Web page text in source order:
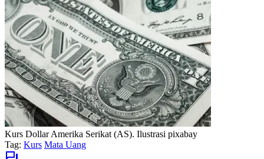
Kurs Dollar Amerika Serikat (AS). Ilustrasi pixabay
Tag: Kurs Mata Uang